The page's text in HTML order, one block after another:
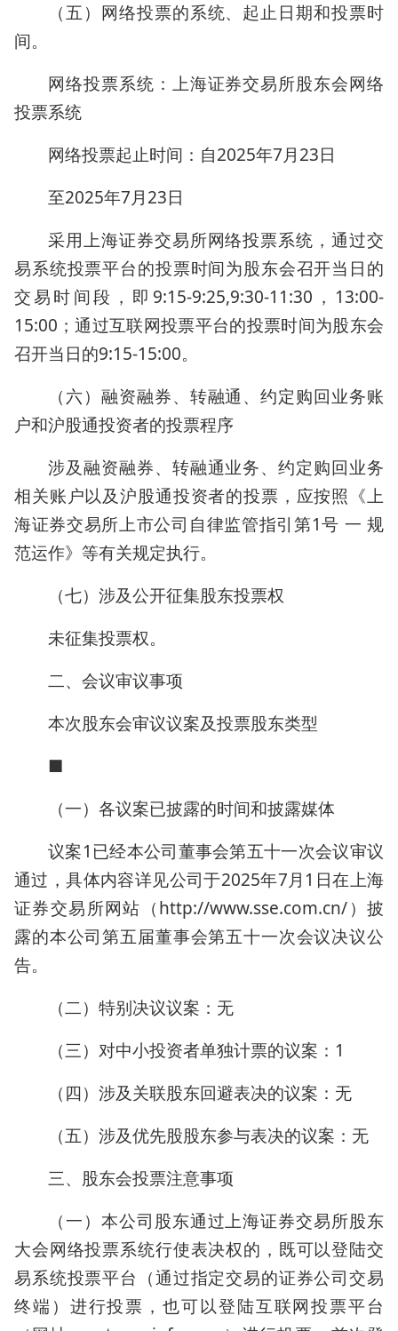
（五）网络投票的系统、起止日期和投票时
间。
网络投票系统：上海证券交易所股东会网络
投票系统
网络投票起止时间：自2025年7月23日
至2025年7月23日
采用上海证券交易所网络投票系统，通过交
易系统投票平台的投票时间为股东会召开当日的
交易时间段，即9:15-9:25,9:30-11:30，13:00-
15:00；通过互联网投票平台的投票时间为股东会
召开当日的9:15-15:00。
（六）融资融券、转融通、约定购回业务账
户和沪股通投资者的投票程序
涉及融资融券、转融通业务、约定购回业务
相关账户以及沪股通投资者的投票，应按照《上
海证券交易所上市公司自律监管指引第1号 一 规
范运作》等有关规定执行。
（七）涉及公开征集股东投票权
未征集投票权。
二、会议审议事项
本次股东会审议议案及投票股东类型
■
（一）各议案已披露的时间和披露媒体
议案1已经本公司董事会第五十一次会议审议
通过，具体内容详见公司于2025年7月1日在上海
证券交易所网站（http://www.sse.com.cn/）披
露的本公司第五届董事会第五十一次会议决议公
告。
（二）特别决议议案：无
（三）对中小投资者单独计票的议案：1
（四）涉及关联股东回避表决的议案：无
（五）涉及优先股股东参与表决的议案：无
三、股东会投票注意事项
（一）本公司股东通过上海证券交易所股东
大会网络投票系统行使表决权的，既可以登陆交
易系统投票平台（通过指定交易的证券公司交易
终端）进行投票，也可以登陆互联网投票平台